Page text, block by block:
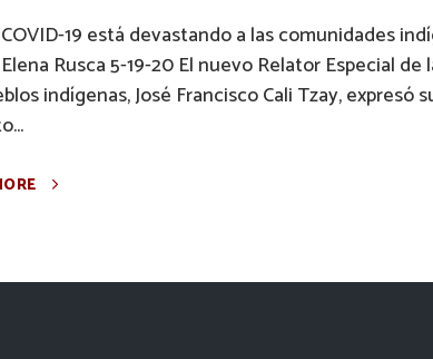
19 está devastando a las comunidades
Rusca 5-19-20 El nuevo Relator Especial
indígenas, José Francisco Cali Tzay,